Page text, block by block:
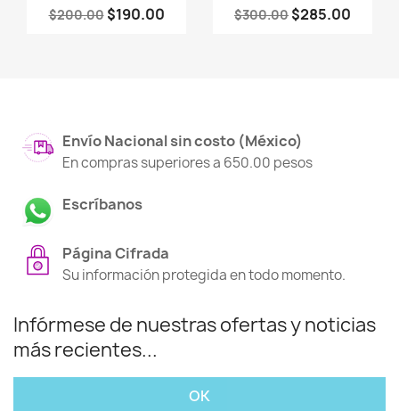
$200.00 $190.00
$300.00 $285.00
Envío Nacional sin costo (México)
En compras superiores a 650.00 pesos
Escríbanos
Página Cifrada
Su información protegida en todo momento.
Infórmese de nuestras ofertas y noticias
más recientes...